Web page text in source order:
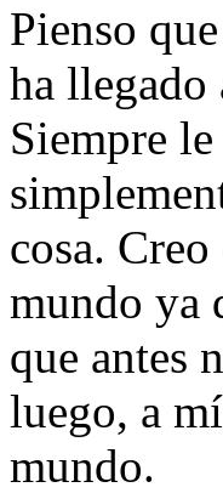
Pienso
ha llegado
Siempre
cosa.
mundo ya
que antes
luego, a
mundo.